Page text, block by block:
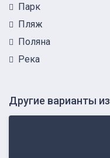
Парк
Пляж
Поляна
Река
Другие варианты из